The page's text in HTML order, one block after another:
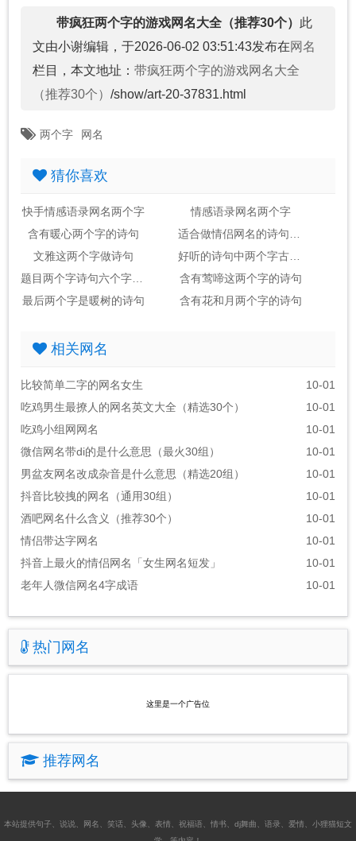
带疯狂两个字的游戏网名大全（推荐30个） 此
文由小谢编辑，于2026-06-02 03:51:43发布在网名
栏目，本文地址： 带疯狂两个字的游戏网名大全
（推荐30个） /show/art-20-37831.html
两个字 网名
猜你喜欢
快手情感语录网名两个字
情感语录网名两个字
含有暖心两个字的诗句
适合做情侣网名的诗句两个字的
文雅这两个字做诗句
好听的诗句中两个字古风名字
题目两个字诗句六个字的古诗
含有莺啼这两个字的诗句
最后两个字是暖树的诗句
含有花和月两个字的诗句
相关网名
比较简单二字的网名女生
10-01
吃鸡男生最撩人的网名英文大全（精选30个）
10-01
吃鸡小组网网名
10-01
微信网名带di的是什么意思（最火30组）
10-01
男盆友网名改成杂音是什么意思（精选20组）
10-01
抖音比较拽的网名（通用30组）
10-01
酒吧网名什么含义（推荐30个）
10-01
情侣带达字网名
10-01
抖音上最火的情侣网名「女生网名短发」
10-01
老年人微信网名4字成语
10-01
热门网名
这里是一个广告位
推荐网名
本站提供句子、 说说、 网名、 笑话、 头像、 表情、 祝福语、 情书、 dj舞曲、 语录、 爱情、 小狸猫短文